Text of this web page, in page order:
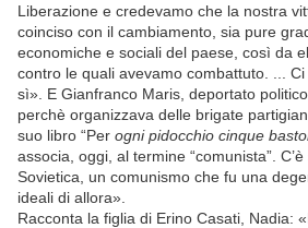
Liberazione e credevamo che la nostra
coinciso con il cambiamento, sia pure
economiche e sociali del paese, così da
contro le quali avevamo combattuto. ...
sì». E Gianfranco Maris, deportato
perchè organizzava delle brigate
suo libro “Per ogni pidocchio cinque
associa, oggi, al termine “comunista”. C’è
Sovietica, un comunismo che fu una
ideali di allora».
Racconta la figlia di Erino Casati, Nadia: